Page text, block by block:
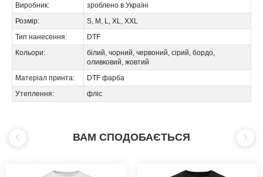
Виробник:
зроблено в Україні
Розмір:
S, M, L, XL, XXL
Тип нанесення:
DTF
Кольори:
білий, чорний, червоний, сірий, бордо,
оливковий, жовтий
Матеріал принта:
DTF фарба
Утеплення:
фліс
ВАМ СПОДОБАЄТЬСЯ